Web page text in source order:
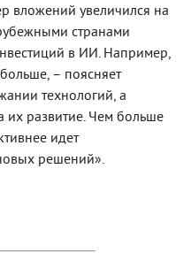
вложений увеличился на
странами
в ИИ. Например,
– поясняет
технологий, а
их развитие. Чем больше
идет
решений».